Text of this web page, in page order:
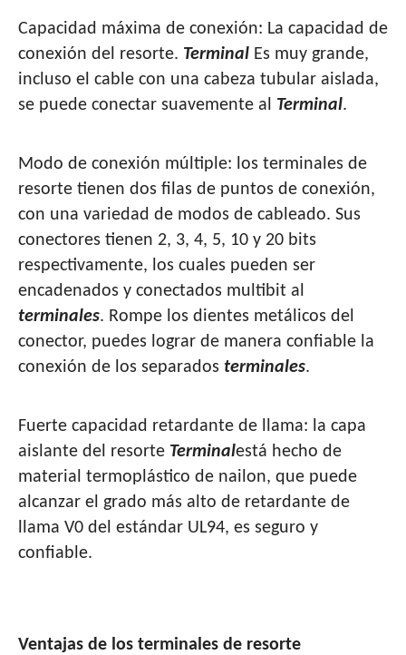
Capacidad máxima de conexión: La capacidad de
conexión del resorte. Terminal Es muy grande,
incluso el cable con una cabeza tubular aislada,
se puede conectar suavemente al Terminal.
Modo de conexión múltiple: los terminales de
resorte tienen dos filas de puntos de conexión,
con una variedad de modos de cableado. Sus
conectores tienen 2, 3, 4, 5, 10 y 20 bits
respectivamente, los cuales pueden ser
encadenados y conectados multibit al
terminales. Rompe los dientes metálicos del
conector, puedes lograr de manera confiable la
conexión de los separados terminales.
Fuerte capacidad retardante de llama: la capa
aislante del resorte Terminalestá hecho de
material termoplástico de nailon, que puede
alcanzar el grado más alto de retardante de
llama V0 del estándar UL94, es seguro y
confiable.
Ventajas de los terminales de resorte